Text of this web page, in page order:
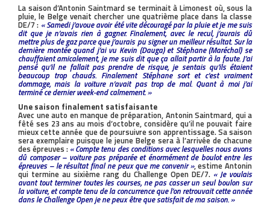
La saison d’Antonin Saintmard se terminait à Limonest où, sous la
pluie, le Belge venait chercher une quatrième place dans la classe
DE/7 : « Samedi j’avoue avoir été vite découragé par la pluie et je me suis
dit que je n’avais rien à gagner. Finalement, avec le recul, j’aurais dû
mettre plus de gaz parce que j’aurais pu signer un meilleur résultat. Sur la
dernière montée quand j’ai vu Kevin (Dauga) et Stéphane (Maréchal) se
chauffaient amicalement, je me suis dit que ça allait partir à la faute. J’ai
pensé qu’il ne fallait pas prendre de risque, je sentais qu’ils étaient
beaucoup trop chauds. Finalement Stéphane sort et c’est vraiment
dommage, mais la voiture n’avait pas trop de mal. Quant à moi j’ai
terminé ce dernier week-end calmement. »
Une saison finalement satisfaisante
Avec une auto en manque de préparation, Antonin Saintmard, qui a
fêté ses 23 ans au mois d’octobre, considère qu’il ne pouvait faire
mieux cette année que de poursuivre son apprentissage. Sa saison
sera exemplaire puisque le jeune Belge sera à l’arrivée de chacune
des épreuves : « Compte tenu des conditions avec lesquelles nous avons
dû composer – voiture pas préparée et énormément de boulot entre les
épreuves – le résultat final ne peux que me convenir », estime Antonin
qui termine au sixième rang du Challenge Open DE/7. « Je voulais
avant tout terminer toutes les courses, ne pas casser un seul boulon sur
la voiture, et compte tenu de la concurrence que l’on retrouvait cette année
dans le Challenge Open je ne peux être que satisfait de ma saison. »